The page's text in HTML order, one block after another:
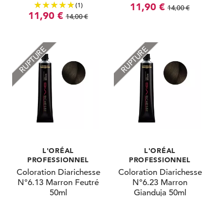
(1)
11,90 € 14,00 €
11,90 € 14,00 €
RUPTURE
L'ORÉAL
PROFESSIONNEL
Coloration Diarichesse
N°6.13 Marron Feutré
50ml
RUPTURE
L'ORÉAL
PROFESSIONNEL
Coloration Diarichesse
N°6.23 Marron
Gianduja 50ml